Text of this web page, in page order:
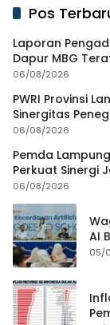
Pos
Laporan
Dapur MBG
Minta Satgas
06/08/2026
PWRI Provinsi
Sinergitas
06/08/2026
Pemda
Perkuat Sinergi
06/08/2026
AI
05/